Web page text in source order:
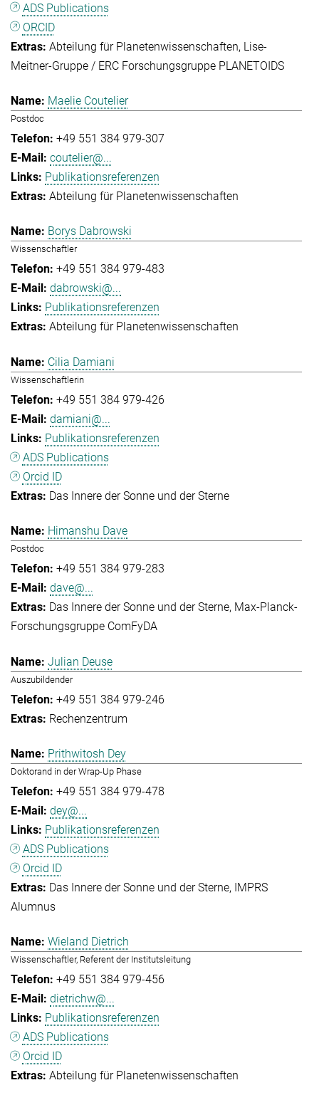
ADS Publications
ORCID
Abteilung für Planetenwissenschaften Lise-
Meitner-Gruppe / ERC Forschungsgruppe PLANETOIDS
Maelie Coutelier
Postdoc
+49 551 384 979-307
coutelier@...
Publikationsreferenzen
Abteilung für Planetenwissenschaften
Borys Dabrowski
Wissenschaftler
+49 551 384 979-483
dabrowski@...
Publikationsreferenzen
Abteilung für Planetenwissenschaften
Cilia Damiani
Wissenschaftlerin
+49 551 384 979-426
damiani@...
Publikationsreferenzen
ADS Publications
Orcid ID
Das Innere der Sonne und der Sterne
Himanshu Dave
Postdoc
+49 551 384 979-283
dave@...
Das Innere der Sonne und der Sterne Max-Planck-
Forschungsgruppe ComFyDA
Julian Deuse
Auszubildender
+49 551 384 979-246
Rechenzentrum
Prithwitosh Dey
Doktorand in der Wrap-Up Phase
+49 551 384 979-478
dey@...
Publikationsreferenzen
ADS Publications
Orcid ID
Das Innere der Sonne und der Sterne IMPRS
Alumnus
Wieland Dietrich
Wissenschaftler, Referent der Institutsleitung
+49 551 384 979-456
dietrichw@...
Publikationsreferenzen
ADS Publications
Orcid ID
Abteilung für Planetenwissenschaften